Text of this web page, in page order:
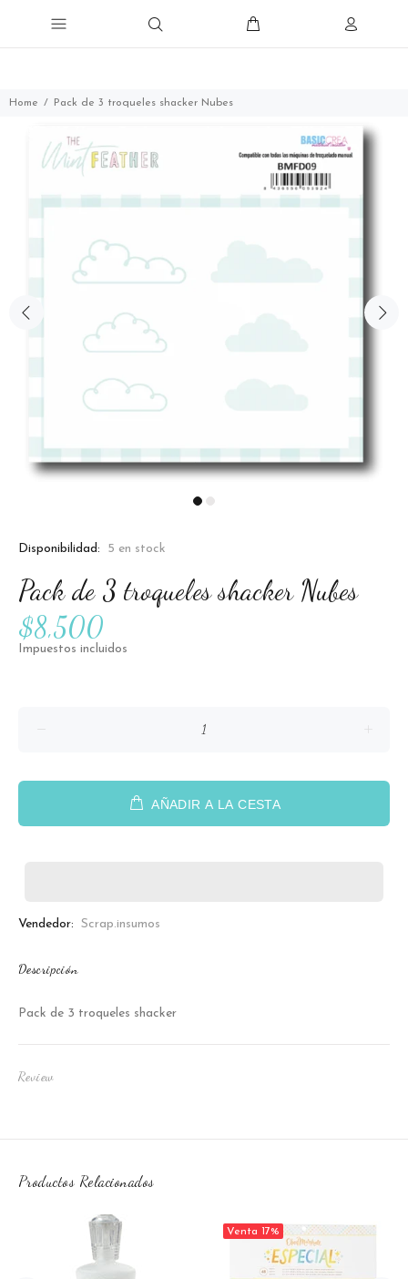
Home Pack de 3 troqueles shacker Nubes
Disponibilidad: 5 en stock
Pack de 3 troqueles shacker Nubes
$8,500
Impuestos incluidos
AÑADIR A LA CESTA
Vendedor: Scrap.insumos
Descripción
Pack de 3 troqueles shacker
Review
Productos Relacionados
Venta 17%